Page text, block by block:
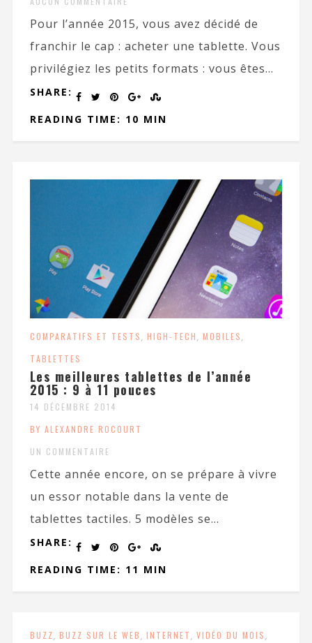
Pour l’année 2015, vous avez décidé de
franchir le cap : acheter une tablette. Vous
privilégiez les petits formats : vous êtes...
SHARE:
READING TIME: 10 MIN
COMPARATIFS ET TESTS, HIGH-TECH, MOBILES,
TABLETTES
Les meilleures tablettes de l’année
2015 : 9 à 11 pouces
14 DÉCEMBRE 2014
BY ALEXANDRE ROCOURT
UN COMMENTAIRE
Cette année encore, on se prépare à vivre
un essor notable dans la vente de
tablettes tactiles. 5 modèles se...
SHARE:
READING TIME: 11 MIN
BUZZ, BUZZ SUR LE WEB, INTERNET, VIDÉO DU MOIS,